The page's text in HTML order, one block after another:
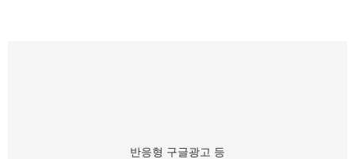
반응형 구글광고 등